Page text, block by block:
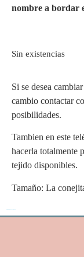
nombre a bordar
Sin existencias
Si se desea
cambio contactar
posibilidades.
Tambien en este
hacerla totalmente
tejido disponibles.
Tamaño: La